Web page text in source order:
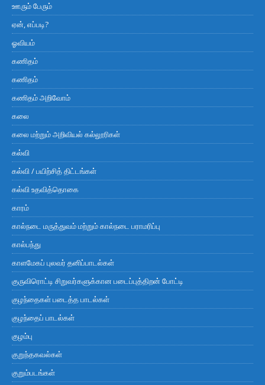
ஊரும் பேரும்
ஏன், எப்படி?
ஓவியம்
கணிதம்
கணிதம்
கணிதம் அறிவோம்
கலை
கலை மற்றும் அறிவியல் கல்லூரிகள்
கல்வி
கல்வி / பயிற்சித் திட்டங்கள்
கல்வி உதவித்தொகை
காரம்
கால்நடை மருத்துவம் மற்றும் கால்நடை பராமரிப்பு
கால்பந்து
காளமேகப் புலவர் தனிப்பாடல்கள்
குருவிரொட்டி சிறுவர்களுக்கான படைப்புத்திறன் போட்டி
குழந்தைகள் படைத்த பாடல்கள்
குழந்தைப் பாடல்கள்
குழம்பு
குறுந்தகவல்கள்
குறும்படங்கள்